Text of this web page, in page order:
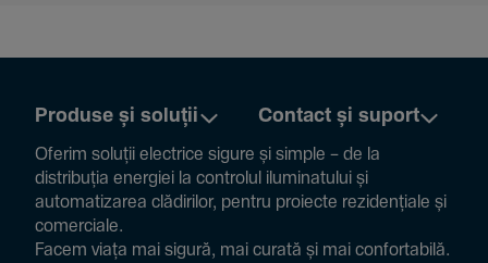
Produse și soluții Contact și suport
Oferim soluții electrice sigure și simple – de la
distribuția energiei la controlul ilumi­na­tului și
auto­ma­ti­zarea clădi­rilor, pentru proiecte rezi­den­țiale și
comer­ciale.
Facem viața mai sigură, mai curată și mai confor­ta­bilă.